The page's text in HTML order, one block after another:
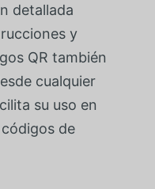
detallada
y
QR también
cualquier
su uso en
de